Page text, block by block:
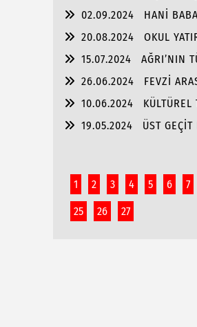
02.09.2024
HANİ
20.08.2024
OKUL
15.07.2024
AĞRI’NIN
26.06.2024
FEVZİ
10.06.2024
19.05.2024
ÜST
1 2 3 4 5 6 7
25 26 27